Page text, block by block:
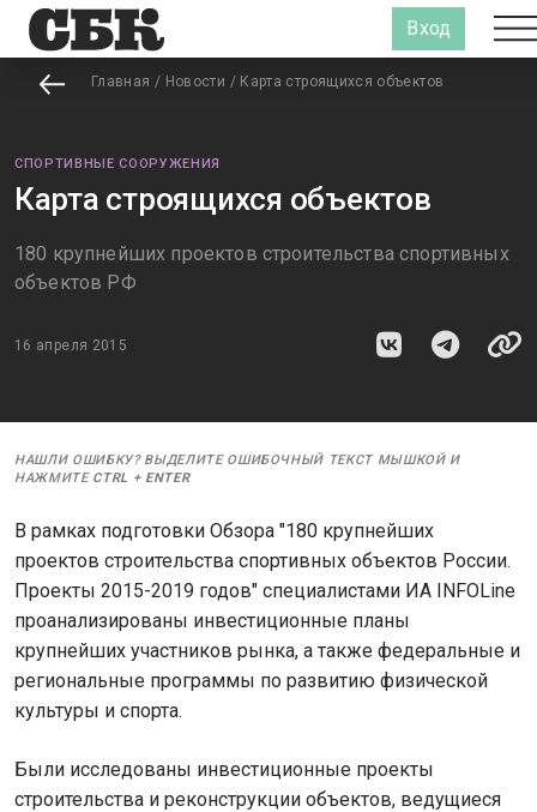
Вход
Главная / Новости / Карта строящихся объектов
СПОРТИВНЫЕ СООРУЖЕНИЯ
Карта строящихся объектов
180 крупнейших проектов строительства спортивных
объектов РФ
16 апреля 2015
НАШЛИ ОШИБКУ? ВЫДЕЛИТЕ ОШИБОЧНЫЙ ТЕКСТ МЫШКОЙ И
НАЖМИТЕ CTRL + ENTER
В рамках подготовки Обзора "180 крупнейших
проектов строительства спортивных объектов России.
Проекты 2015-2019 годов" специалистами ИА INFOLine
проанализированы инвестиционные планы
крупнейших участников рынка, а также федеральные и
региональные программы по развитию физической
культуры и спорта.
Были исследованы инвестиционные проекты
строительства и реконструкции объектов, ведущиеся